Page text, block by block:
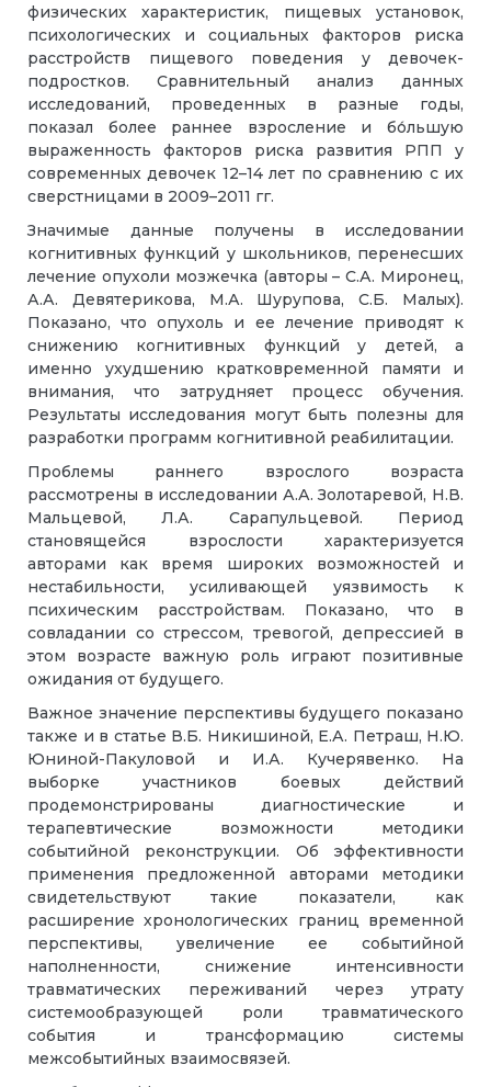
физических характеристик, пищевых установок,
психологических и социальных факторов риска
расстройств пищевого поведения у девочек-
подростков. Сравнительный анализ данных
исследований, проведенных в разные годы,
показал более раннее взросление и бо́льшую
выраженность факторов риска развития РПП у
современных девочек 12–14 лет по сравнению с их
сверстницами в 2009–2011 гг.
Значимые данные получены в исследовании
когнитивных функций у школьников, перенесших
лечение опухоли мозжечка (авторы – С.А. Миронец,
А.А. Девятерикова, М.А. Шурупова, С.Б. Малых).
Показано, что опухоль и ее лечение приводят к
снижению когнитивных функций у детей, а
именно ухудшению кратковременной памяти и
внимания, что затрудняет процесс обучения.
Результаты исследования могут быть полезны для
разработки программ когнитивной реабилитации.
Проблемы раннего взрослого возраста
рассмотрены в исследовании А.А. Золотаревой, Н.В.
Мальцевой, Л.А. Сарапульцевой. Период
становящейся взрослости характеризуется
авторами как время широких возможностей и
нестабильности, усиливающей уязвимость к
психическим расстройствам. Показано, что в
совладании со стрессом, тревогой, депрессией в
этом возрасте важную роль играют позитивные
ожидания от будущего.
Важное значение перспективы будущего показано
также и в статье В.Б. Никишиной, Е.А. Петраш, Н.Ю.
Юниной-Пакуловой и И.А. Кучерявенко. На
выборке участников боевых действий
продемонстрированы диагностические и
терапевтические возможности методики
событийной реконструкции. Об эффективности
применения предложенной авторами методики
свидетельствуют такие показатели, как
расширение хронологических границ временной
перспективы, увеличение ее событийной
наполненности, снижение интенсивности
травматических переживаний через утрату
системообразующей роли травматического
события и трансформацию системы
межсобытийных взаимосвязей.